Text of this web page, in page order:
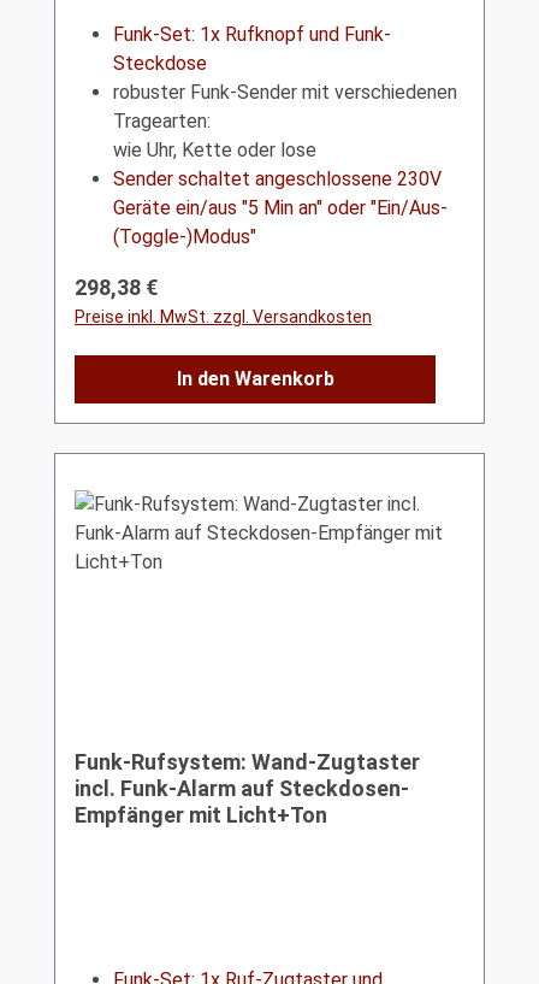
Funk-Set: 1x Rufknopf und Funk-
Steckdose
robuster Funk-Sender mit verschiedenen
Tragearten:
wie Uhr, Kette oder lose
Sender schaltet angeschlossene 230V
Geräte ein/aus "5 Min an" oder "Ein/Aus-
(Toggle-)Modus"
Regulärer Preis:
298,38 €
Preise inkl. MwSt. zzgl. Versandkosten
In den Warenkorb
Funk-Rufsystem: Wand-Zugtaster
incl. Funk-Alarm auf Steckdosen-
Empfänger mit Licht+Ton